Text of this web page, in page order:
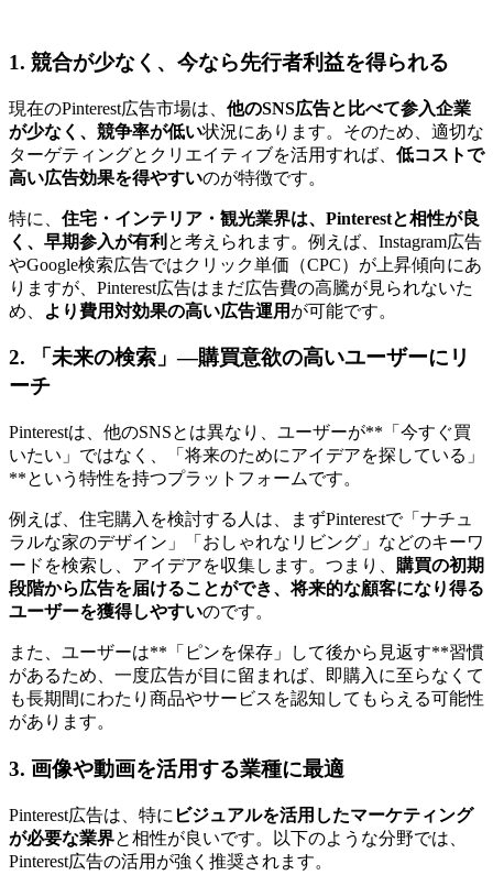
1. 競合が少なく、今なら先行者利益を得られる
現在のPinterest広告市場は、 他のSNS広告と比べて参入企業
が少なく、競争率が低い状況にあります。そのため、適切な
ターゲティングとクリエイティブを活用すれば、 低コストで
高い広告効果を得やすいのが特徴です。
特に、 住宅・インテリア・観光業界は、Pinterestと相性が良
く、早期参入が有利 と考えられます。例えば、Instagram広告
やGoogle検索広告ではクリック単価（CPC）が上昇傾向にあ
りますが、Pinterest広告はまだ広告費の高騰が見られないた
め、
より費用対効果の高い広告運用 が可能です。
2. 「未来の検索」—購買意欲の高いユーザーにリ
ーチ
Pinterestは、他のSNSとは異なり、ユーザーが**「今すぐ買
いたい」ではなく、「将来のためにアイデアを探している」
**という特性を持つプラットフォームです。
例えば、住宅購入を検討する人は、まずPinterestで「ナチュ
ラルな家のデザイン」「おしゃれなリビング」などのキーワ
ードを検索し、アイデアを収集します。つまり、 購買の初期
段階から広告を届けることができ、将来的な顧客になり得る
ユーザーを獲得しやすいのです。
また、ユーザーは**「ピンを保存」して後から見返す**習慣
があるため、一度広告が目に留まれば、即購入に至らなくて
も長期間にわたり商品やサービスを認知してもらえる可能性
があります。
3. 画像や動画を活用する業種に最適
Pinterest広告は、特に ビジュアルを活用したマーケティング
が必要な業界と相性が良いです。以下のような分野では、
Pinterest広告の活用が強く推奨されます。